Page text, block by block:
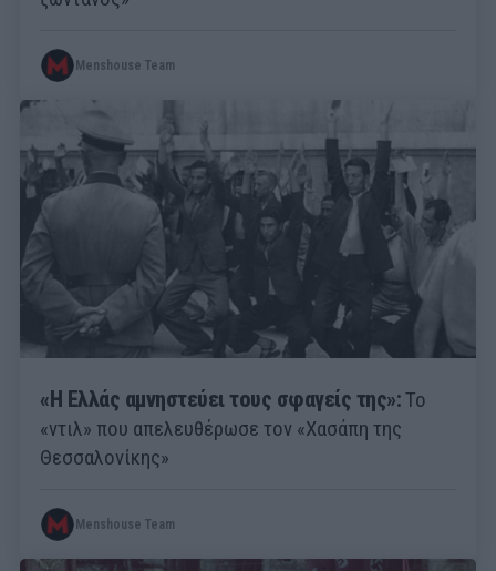
Menshouse Team
«Η Ελλάς αμνηστεύει τους σφαγείς της»:Το
«ντιλ» που απελευθέρωσε τον «Χασάπη της
Θεσσαλονίκης»
Menshouse Team